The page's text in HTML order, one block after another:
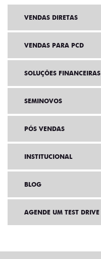
VENDAS DIRETAS
VENDAS PARA PCD
SOLUÇÕES FINANCEIRAS
SEMINOVOS
PÓS VENDAS
INSTITUCIONAL
BLOG
AGENDE UM TEST DRIVE